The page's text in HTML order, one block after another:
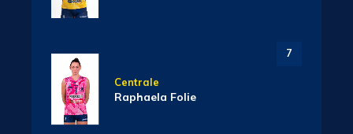
7
Centrale
Raphaela Folie